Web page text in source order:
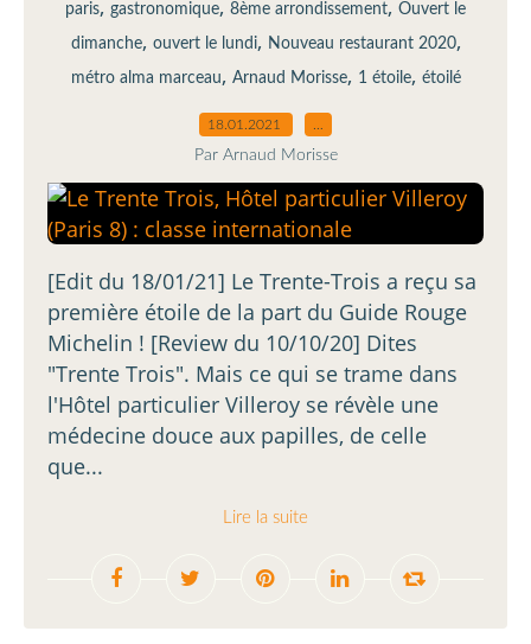
paris, gastronomique, 8ème arrondissement, Ouvert le
dimanche, ouvert le lundi, Nouveau restaurant 2020,
métro alma marceau, Arnaud Morisse, 1 étoile, étoilé
18.01.2021
Par Arnaud Morisse
[Edit du 18/01/21] Le Trente-Trois a reçu sa
première étoile de la part du Guide Rouge
Michelin ! [Review du 10/10/20] Dites
"Trente Trois". Mais ce qui se trame dans
l'Hôtel particulier Villeroy se révèle une
médecine douce aux papilles, de celle
que...
Lire la suite